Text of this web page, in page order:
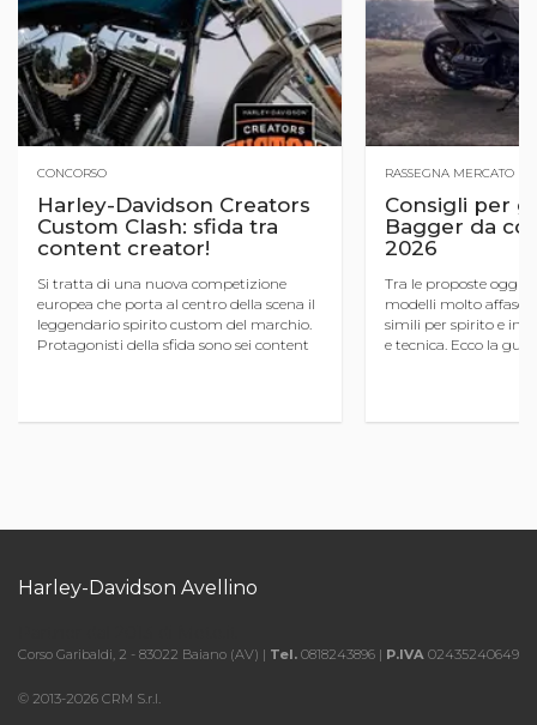
CONCORSO
Harley-Davidson Creators
Custom Clash: sfida tra
content creator!
Si tratta di una nuova competizione
europea che porta al centro della scena il
leggendario spirito custom del marchio.
Protagonisti della sfida sono sei content
RASSEGNA MERCATO
Consigli per
Bagger da
2026
Tra le proposte oggi
modelli molto
simili per spirito e
e tecnica. Ecco la
Harley-Davidson Avellino
Corso Garibaldi, 2 - 83022 Baiano (AV) | Tel. 0818243896 | P.IVA 02435240649
© 2013-2026 CRM S.r.l.